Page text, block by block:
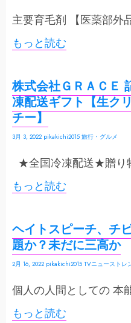
主要育毛剤 【医薬部外
もっと読む
株式会社ＧＲＡＣＥ
凍配送ギフト【生ク
チー】
3月 3, 2022 pikakichi2015 旅行・グルメ
★全国冷凍配送★贈り
もっと読む
ヘイトスピーチ、チ
題か？未だに三高か
2月 16, 2022 pikakichi2015 TVニューストレ
個人の人間としての 本
もっと読む